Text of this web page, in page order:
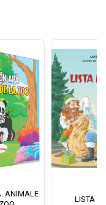
ANIMALE
LISTA